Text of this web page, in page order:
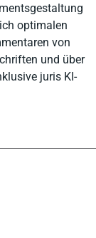
optimalen
von
und über
juris KI-